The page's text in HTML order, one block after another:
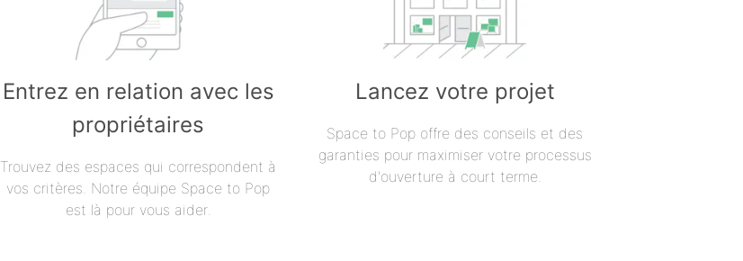
Entrez en relation avec les
propriétaires
Trouvez des espaces qui correspondent à
vos critères. Notre équipe Space to Pop
est là pour vous aider.
Lancez votre projet
Space to Pop offre des conseils et des
garanties pour maximiser votre processus
d'ouverture à court terme.